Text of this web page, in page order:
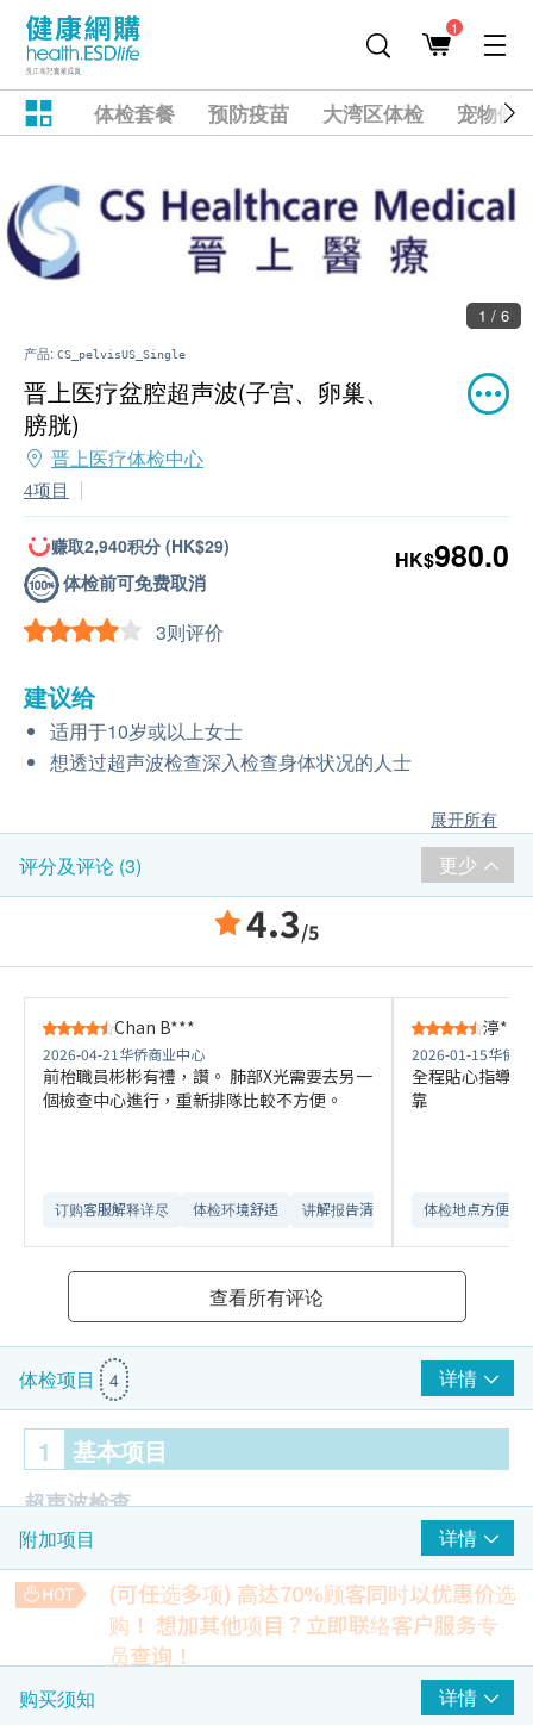
1
体检套餐 预防疫苗 大湾区体检 宠物健
1 / 6
产品: CS_pelvisUS_Single
晋上医疗盆腔超声波(子宫、卵巢、
膀胱)
晋上医疗体检中心
4项目
赚取2,940积分 (HK$29)
体检前可免费取消
3则评价
HK$980.0
建议给
适用于10岁或以上女士
想透过超声波检查深入检查身体状况的人士
展开所有
评分及评论 (3) 更少
4.3/5
Chan B***
2026-04-21 华侨商业中心
前枱職員彬彬有禮，讚。 肺部X光需要去另一
個檢查中心進行，重新排隊比較不方便。
订购客服解释详尽 体检环境舒适​ 讲解报告清晰​
渟***
2026-01-15华侨
全程貼心指導
靠
体检地点方便
查看所有评论
体检项目 4 详情
1 基本项目
超声波检查
子宫超声波
B超檢查- 膀胱
卵巢超声波
报告
医生讲解报告
附加项目 详情
(可任选多项) 高达70%顾客同时以优惠价选
购！ 想加其他项目？立即联络客户服务专
员查询！
肺部X光
检测不正常的阴影，如肺结核、肺炎或肿瘤等
购买须知 详情